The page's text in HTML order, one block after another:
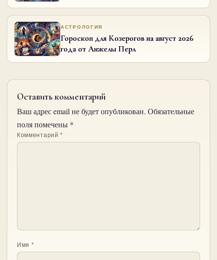
АСТРОЛОГИЯ
Гороскоп для Козерогов на август 2026
года от Анжелы Перл
Оставить комментарий
Ваш адрес email не будет опубликован. Обязательные
поля помечены *
Комментарий*
Имя *